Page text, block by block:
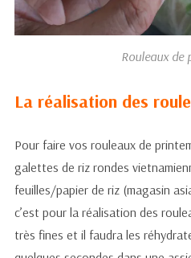
Rouleaux de
La réalisation des
Pour faire vos rouleaux de
galettes de riz rondes
feuilles/papier de riz (magasin
c’est pour la réalisation des
très fines et il faudra les